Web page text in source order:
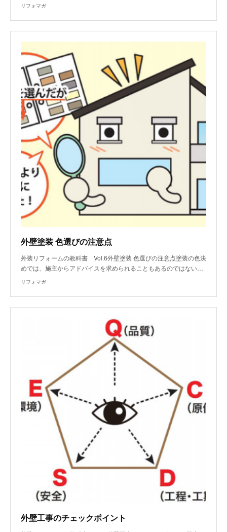
リフォマガ
外壁塗装 色選びの注意点
外装リフォームの教科書 Vol.6外壁塗装 色選びの注意点塗装の色決
めでは、施主からアドバイスを求められることもあるのではない…
リフォマガ
外壁工事のチェックポイント